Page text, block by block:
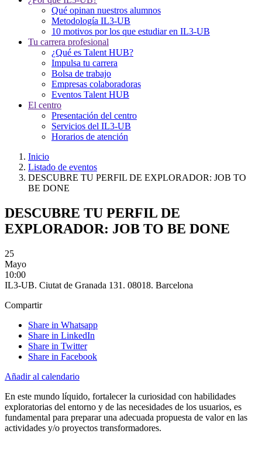
Qué opinan nuestros alumnos
Metodología IL3-UB
10 motivos por los que estudiar en IL3-UB
Tu carrera profesional
¿Qué es Talent HUB?
Impulsa tu carrera
Bolsa de trabajo
Empresas colaboradoras
Eventos Talent HUB
El centro
Presentación del centro
Servicios del IL3-UB
Horarios de atención
Inicio
Listado de eventos
DESCUBRE TU PERFIL DE EXPLORADOR: JOB TO
BE DONE
DESCUBRE TU PERFIL DE
EXPLORADOR: JOB TO BE DONE
25
Mayo
10:00
IL3-UB. Ciutat de Granada 131. 08018. Barcelona
Compartir
Share in Whatsapp
Share in LinkedIn
Share in Twitter
Share in Facebook
Añadir al calendario
En este mundo líquido, fortalecer la curiosidad con habilidades
exploratorias del entorno y de las necesidades de los usuarios, es
fundamental para preparar una adecuada propuesta de valor en las
actividades y/o proyectos transformadores.